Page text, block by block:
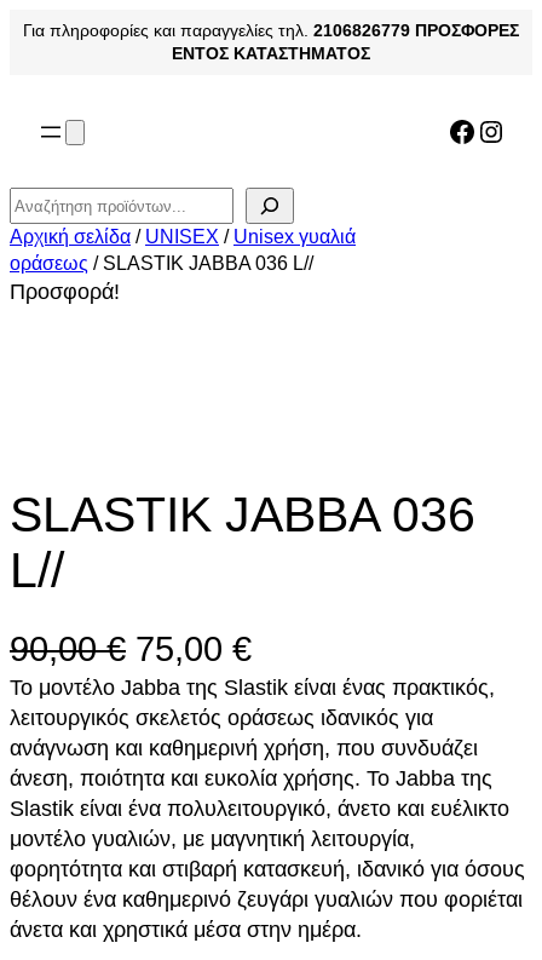
Μετάβαση
Για πληροφορίες και παραγγελίες τηλ. 2106826779 ΠΡΟΣΦΟΡΕΣ
ΕΝΤΟΣ ΚΑΤΑΣΤΗΜΑΤΟΣ
Αναζήτηση
Αρχική σελίδα / UNISEX / Unisex γυαλιά
οράσεως / SLASTIK JABBA 036 L//
Προσφορά!
SLASTIK JABBA 036
L//
90,00€ O
r
i
g
i
n
a
75,00 €Η
τ
ρ
έ
χ
ο
υ
Το μοντέλο Jabba της Slastik είναι ένας πρακτικός,
λειτουργικός σκελετός οράσεως ιδανικός για
ανάγνωση και καθημερινή χρήση, που συνδυάζει
άνεση, ποιότητα και ευκολία χρήσης. Το Jabba της
Slastik είναι ένα πολυλειτουργικό, άνετο και ευέλικτο
μοντέλο γυαλιών, με μαγνητική λειτουργία,
φορητότητα και στιβαρή κατασκευή, ιδανικό για όσους
θέλουν ένα καθημερινό ζευγάρι γυαλιών που φοριέται
άνετα και χρηστικά μέσα στην ημέρα.